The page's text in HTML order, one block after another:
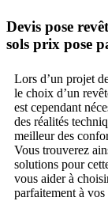
Devis pose
sols prix pose
Lors d’un projet
le choix d’un
est cependant
des réalités
meilleur des
Vous trouverez
solutions pour
vous aider à
parfaitement à vos